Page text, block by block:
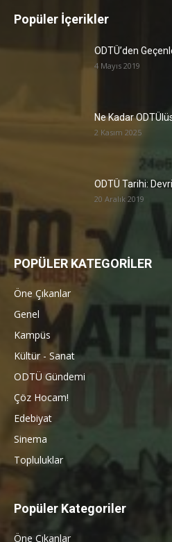
Popüler İçerikler
ODTÜ’den
4 Mayıs 2019
Ne Kadar
2 Kasım 2025
ODTÜ Tarihi:
20 Aralık 2019
POPÜLER KATEGORİLER
Öne Çıkanlar
Genel
Kampüs
Kültür - Sanat
ODTÜ Gündemi
Çöz Hocam!
Edebiyat
Sinema
Topluluklar
Popüler Kategoriler
Öne Çıkanlar